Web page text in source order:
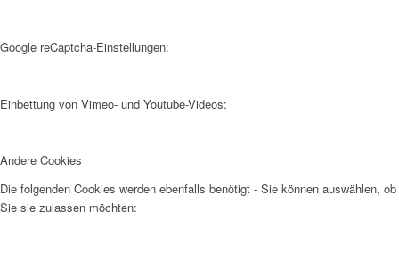
Google reCaptcha-Einstellungen:
Einbettung von Vimeo- und Youtube-Videos:
Andere Cookies
Die folgenden Cookies werden ebenfalls benötigt - Sie können auswählen, ob
Sie sie zulassen möchten: